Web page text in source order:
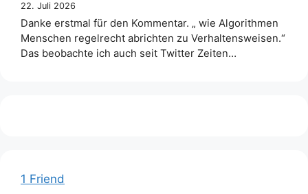
22. Juli 2026
Danke erstmal für den Kommentar. „ wie Algorithmen
Menschen regelrecht abrichten zu Verhaltensweisen.“
Das beobachte ich auch seit Twitter Zeiten…
1 Friend